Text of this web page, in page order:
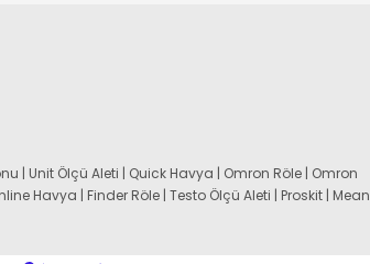
| Unit Ölçü Aleti | Quick Havya | Omron Röle | Omron
Havya | Finder Röle | Testo Ölçü Aleti | Proskit | Mean